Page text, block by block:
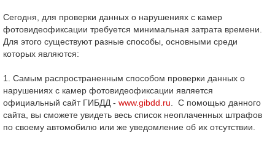
Сегодня, для проверки данных о нарушениях с камер
фотовидеофиксации требуется минимальная затрата времени.
Для этого существуют разные способы, основными среди
которых являются:
1. Самым распространенным способом проверки данных о
нарушениях с камер фотовидеофиксации является
официальный сайт ГИБДД - www.gibdd.ru . С помощью данного
сайта, вы сможете увидеть весь список неоплаченных штрафов
по своему автомобилю или же уведомление об их отсутствии.